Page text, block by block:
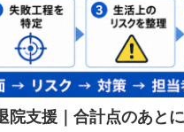
支援｜合計点のあと